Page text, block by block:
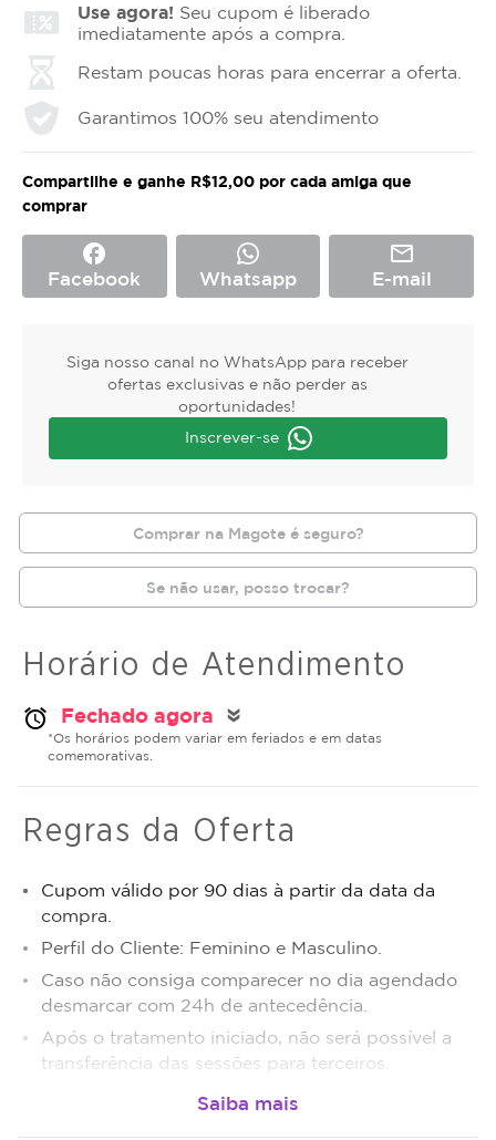
Use agora! Seu cupom é liberado
imediatamente após a compra.
Restam poucas horas para encerrar a oferta.
Garantimos 100% seu atendimento
Compartilhe e ganhe R$12,00 por cada amiga que
comprar
facebook
Facebook Whatsapp
mail_outline
E-mail
Siga nosso canal no WhatsApp para receber
ofertas exclusivas e não perder as
oportunidades!
Inscrever-se
Comprar na Magote é seguro?
Se não usar, posso trocar?
Horário de Atendimento
alarm Fechado agora double_arrow
*Os horários podem variar em feriados e em datas
comemorativas.
Regras da Oferta
Cupom válido por 90 dias à partir da data da
compra.
Perfil do Cliente: Feminino e Masculino.
Caso não consiga comparecer no dia agendado
desmarcar com 24h de antecedência.
Após o tratamento iniciado, não será possível a
transferência das sessões para terceiros.
Sujeito a disponibilidade de dias e horários.